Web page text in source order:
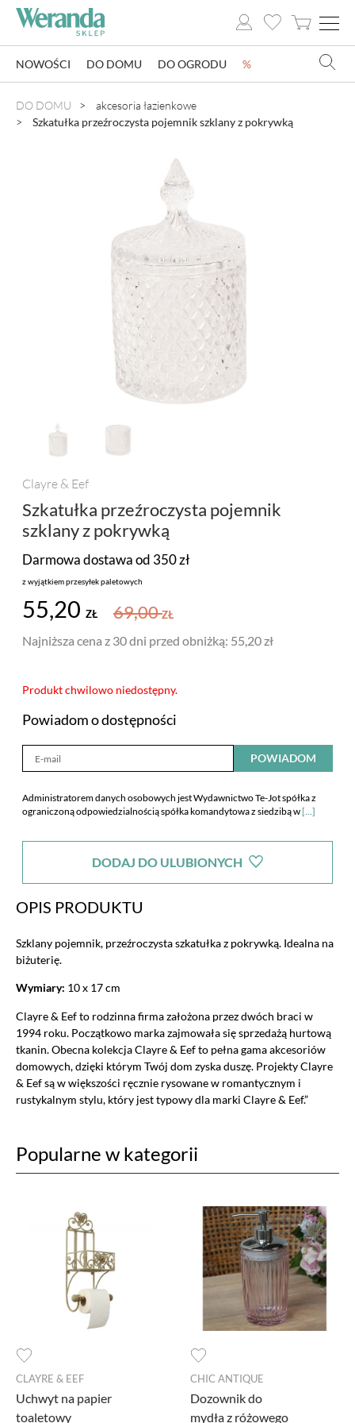
SZKLARNIE OGRODOWE
OZDOBY ŚWIĄTECZNE
POMYSŁ NA PREZENT
NOWOŚCI DO DOMU DO OGRODU %
DO DOMU
akcesoria łazienkowe
Szkatułka przeźroczysta pojemnik szklany z pokrywką
Clayre & Eef
Szkatułka przeźroczysta pojemnik
szklany z pokrywką
Darmowa dostawa od 350 zł
z wyjątkiem przesyłek paletowych
55,20 ZŁ 69,00ZŁ
Najniższa cena z 30 dni przed obniżką: 55,20 zł
Produkt chwilowo niedostępny.
Powiadom o dostępności
POWIADOM
Administratorem danych osobowych jest Wydawnictwo Te-Jot spółka z
ograniczoną odpowiedzialnością spółka komandytowa z siedzibą w [...]
przysługujących mi prawach zgodnie z art. 24 ust. 1 pkt 3 i 4 ustawy z dnia
danych i ich poprawiania oraz zobowiązała się, iż moje dane nie będą
udostępniane innym odbiorcom.
DODAJ DO ULUBIONYCH
OPIS PRODUKTU
Szklany pojemnik, przeźroczysta szkatułka z pokrywką. Idealna na
biżuterię.
Wymiary: 10 x 17 cm
Clayre & Eef to rodzinna firma założona przez dwóch braci w
1994 roku. Początkowo marka zajmowała się sprzedażą hurtową
tkanin. Obecna kolekcja Clayre & Eef to pełna gama akcesoriów
domowych, dzięki którym Twój dom zyska duszę. Projekty Clayre
& Eef są w większości ręcznie rysowane w romantycznym i
rustykalnym stylu, który jest typowy dla marki Clayre & Eef.”
Popularne w kategorii
CLAYRE & EEF
Uchwyt na papier
toaletowy
CHIC ANTIQUE
Dozownik do
mydła z różowego
Ustawiając poszczególne narzędzia jako włączone, godzisz się, by
informacje przez nie gromadzone były przetwarzane przez
administratora tej strony oraz dostawców narzędzi zewnętrznych na
Jeżeli chcesz zaakceptować wszystkie zastosowane na stronie pliki
cookies, po prostu kliknij w przycisk poniżej.
AKCEPTUJĘ WSZYSTKIE